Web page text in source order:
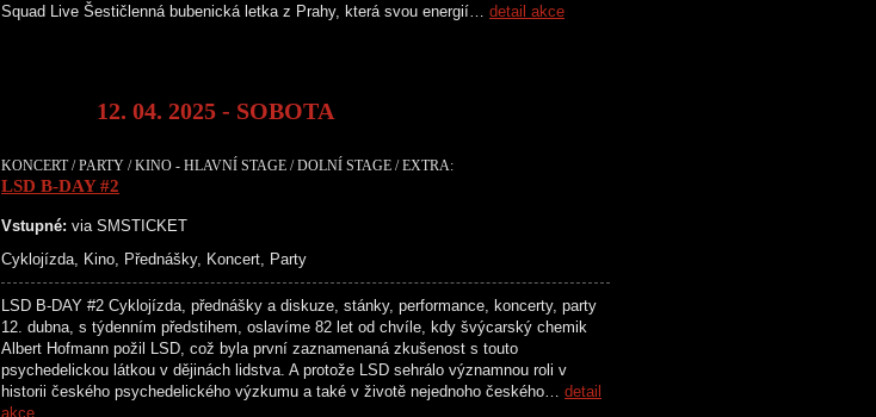
Squad Live Šestičlenná bubenická letka z Prahy, která svou energií… detail akce
12. 04. 2025 - SOBOTA
KONCERT / PARTY / KINO - HLAVNÍ STAGE / DOLNÍ STAGE / EXTRA:
LSD B-DAY #2
Vstupné: via SMSTICKET
Cyklojízda, Kino, Přednášky, Koncert, Party
LSD B-DAY #2 Cyklojízda, přednášky a diskuze, stánky, performance, koncerty, party
12. dubna, s týdenním předstihem, oslavíme 82 let od chvíle, kdy švýcarský chemik
Albert Hofmann požil LSD, což byla první zaznamenaná zkušenost s touto
psychedelickou látkou v dějinách lidstva. A protože LSD sehrálo významnou roli v
historii českého psychedelického výzkumu a také v životě nejednoho českého… detail
akce